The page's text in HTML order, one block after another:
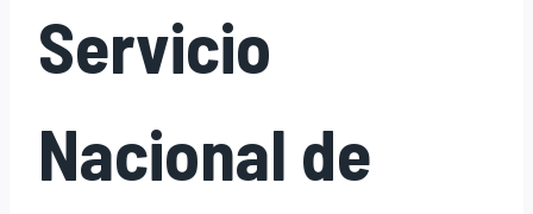
Servicio
Nacional de